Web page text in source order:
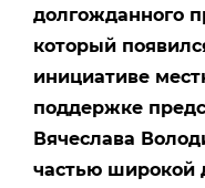
долгожданного
который
инициативе
поддержке
Вячеслава
частью широкой